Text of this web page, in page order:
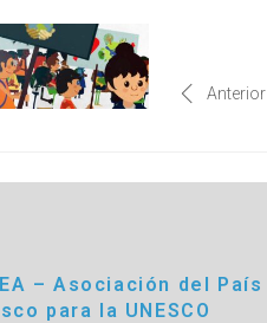
Anterior
– Asociación del País
para la UNESCO